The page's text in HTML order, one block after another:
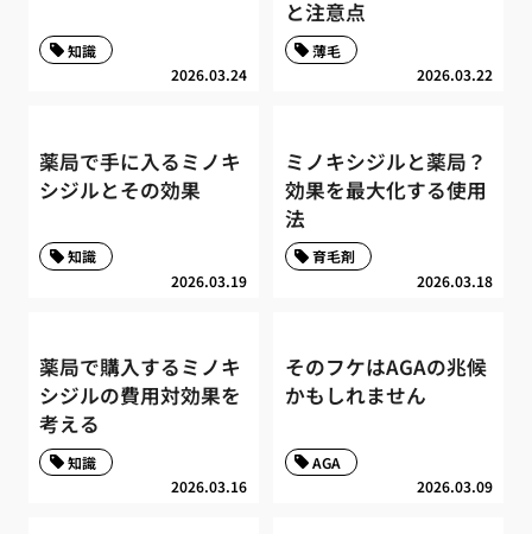
2026.03.24
知識
と注意点
2026.03.22
薄毛
薬局で手に入るミノキ
シジルとその効果
2026.03.19
知識
ミノキシジルと薬局？
効果を最大化する使用
法
2026.03.18
育毛剤
薬局で購入するミノキ
シジルの費用対効果を
考える
2026.03.16
知識
そのフケはAGAの兆候
かもしれません
2026.03.09
AGA